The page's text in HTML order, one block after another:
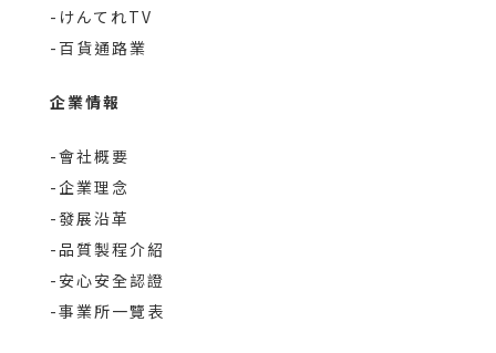
-けんてれTV
-百貨通路業
企業情報
-會社概要
-企業理念
-發展沿革
-品質製程介紹
-安心安全認證
-事業所一覽表